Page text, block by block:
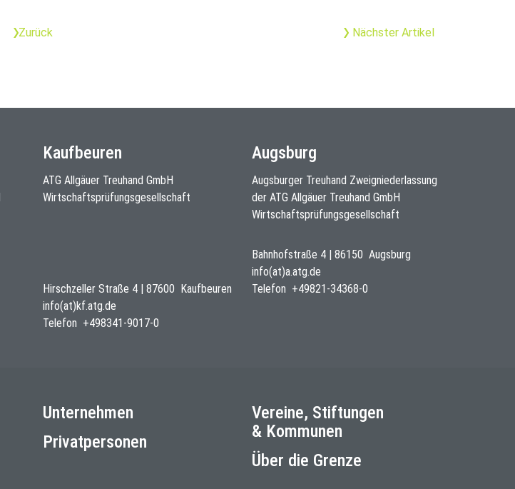
Zurück Nächster Artikel
Kaufbeuren
ATG Allgäuer Treuhand GmbH
Wirtschaftsprüfungsgesellschaft
Hirschzeller Straße 4 87600
Kaufbeuren
info(at)kf.atg.de
Telefon +498341-9017-0
Augsburg
Augsburger Treuhand Zweigniederlassung
der ATG Allgäuer Treuhand GmbH
Wirtschaftsprüfungsgesellschaft
Bahnhofstraße 4| 86150 Augsburg
info(at)a.atg.de
Telefon +49821-34368-0
Unternehmen
Privatpersonen
Vereine, Stiftungen
& Kommunen
Über die Grenze